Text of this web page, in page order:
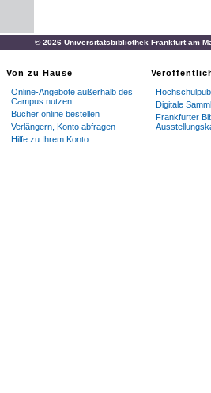
© 2026 Universitätsbibliothek Frankfurt am
Von zu Hause
Online-Angebote außerhalb des
Campus nutzen
Bücher online bestellen
Verlängern, Konto abfragen
Hilfe zu Ihrem Konto
Digitale
Frankfurter